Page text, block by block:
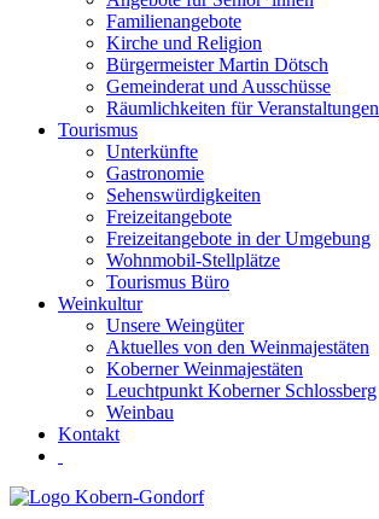
Familienangebote
Kirche und Religion
Bürgermeister Martin Dötsch
Gemeinderat und Ausschüsse
Räumlichkeiten für Veranstaltungen
Tourismus
Unterkünfte
Gastronomie
Sehenswürdigkeiten
Freizeitangebote
Freizeitangebote in der Umgebung
Wohnmobil-Stellplätze
Tourismus Büro
Weinkultur
Unsere Weingüter
Aktuelles von den Weinmajestäten
Koberner Weinmajestäten
Leuchtpunkt Koberner Schlossberg
Weinbau
Kontakt